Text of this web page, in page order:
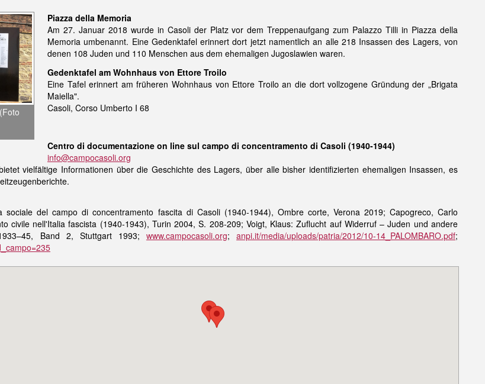
Piazza della Memoria
Am 27. Januar 2018 wurde in Casoli der Platz vor dem Treppenaufgang zum Palazzo Tilli in Piazza della
Memoria umbenannt. Eine Gedenktafel erinnert dort jetzt namentlich an alle 218 Insassen des Lagers, von
denen 108 Juden und 110 Menschen aus dem ehemaligen Jugoslawien waren.
Gedenktafel am Wohnhaus von Ettore Troilo
Eine Tafel erinnert am früheren Wohnhaus von Ettore Troilo an die dort vollzogene Gründung der „Brigata
Maiella".
Casoli, Corso Umberto I 68
Centro di documentazione on line sul campo di concentramento di Casoli (1940-1944)
info@campocasoli.org
vielfältige Informationen über die Geschichte des Lagers, über alle bisher identifizierten ehemaligen Insassen, es
sociale del campo di concentramento fascita di Casoli (1940-1944), Ombre corte, Verona 2019; Capogreco, Carlo
civile nell'Italia fascista (1940-1943), Turin 2004, S. 208-209; Voigt, Klaus: Zuflucht auf Widerruf – Juden und andere
Band 2, Stuttgart 1993; www.campocasoli.org;anpi.it/media/uploads/patria/2012/10-14_PALOMBARO.pdf;